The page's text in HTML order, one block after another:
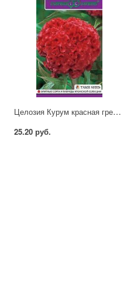
Целозия Курум красная гребенч. Гавриш
25.20 руб.